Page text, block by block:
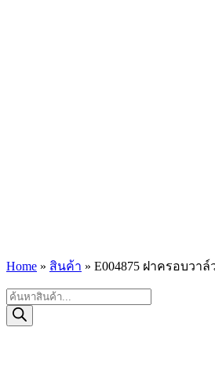
Home » สินค้า » E004875 ฝาครอบวาล์
Products
search